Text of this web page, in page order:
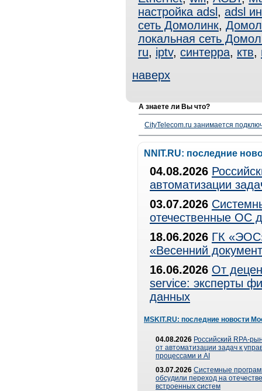
настройка adsl , adsl
сеть Домолинк,
локальная сеть
ru, iptv, синтерра, ктв,
наверх
А знаете ли Вы что?
CityTelecom.ru занимается
NNIT.RU: последние
04.08.2026
автоматизации
03.07.2026
отечественные ОС
18.06.2026 ГК
«Весенний
16.06.2026 От
service: эксперты
данных
MSKIT.RU: последние новости
04.08.2026 Российский RPA-
от автоматизации задач к
процессами и AI
03.07.2026 Системные
обсудили переход на
встроенных систем